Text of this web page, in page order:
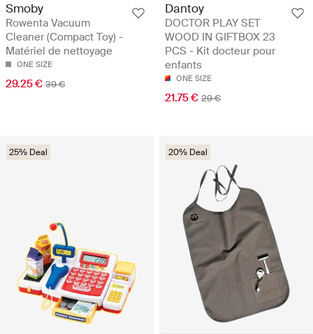
Smoby
Rowenta Vacuum
Cleaner (Compact Toy) -
Matériel de nettoyage
ONE SIZE
29.25 € 39 €
Dantoy
DOCTOR PLAY SET
WOOD IN GIFTBOX 23
PCS - Kit docteur pour
enfants
ONE SIZE
21.75 € 29 €
25% Deal 20% Deal